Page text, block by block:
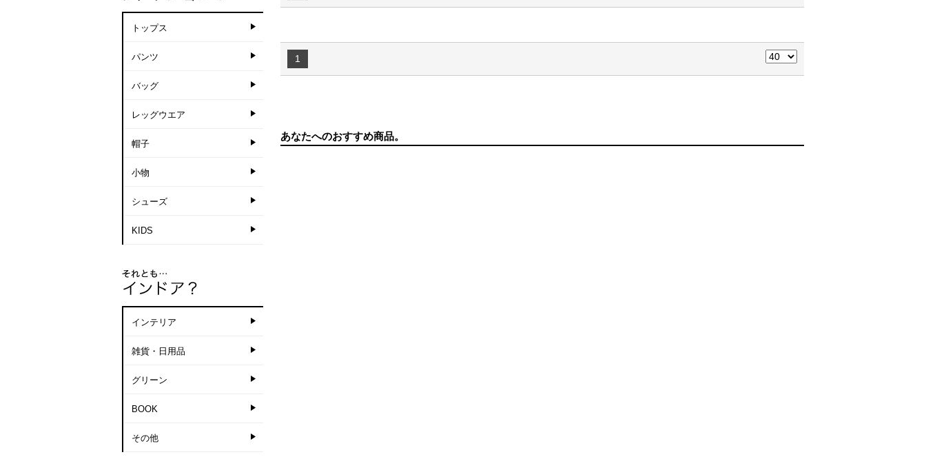
トップス
パンツ
バッグ
レッグウエア
帽子
小物
シューズ
KIDS
インテリア
雑貨・日用品
グリーン
BOOK
その他
1
あなたへのおすすめ商品。